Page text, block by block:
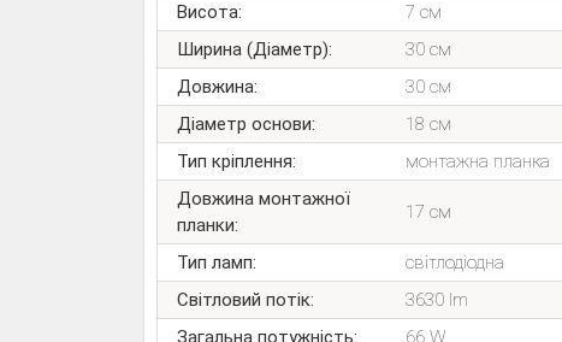
Висота:
7 см
Ширина (Діаметр):
30 см
Довжина:
30 см
Діаметр основи:
18 см
Тип кріплення:
монтажна планка
Довжина монтажної
планки:
17 см
Тип ламп:
світлодіодна
Світловий потік:
3630 lm